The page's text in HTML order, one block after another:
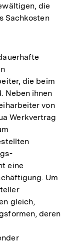
die
Sachkosten
die beim
Neben ihnen
von
Werkvertrag
eine
Um
gleich,
deren